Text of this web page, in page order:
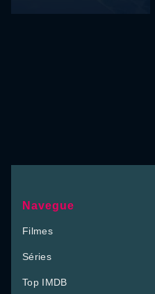
Navegue
Filmes
Séries
Top IMDB